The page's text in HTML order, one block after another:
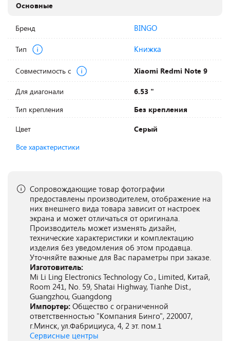
Основные
Бренд BINGO
Тип Книжка
Совместимость с Xiaomi Redmi Note 9
Для диагонали
6.53 "
Тип крепления
Без крепления
Цвет
Серый
Все характеристики
Сопровождающие товар фотографии
предоставлены производителем, отображение на
них внешнего вида товара зависит от настроек
экрана и может отличаться от оригинала.
Производитель может изменять дизайн,
технические характеристики и комплектацию
изделия без уведомления об этом продавца.
Уточняйте важные для Вас параметры при заказе.
Изготовитель:
Mi Li Ling Electronics Technology Co., Limited, Китай,
Room 241, No. 59, Shatai Highway, Tianhe Dist.,
Guangzhou, Guangdong
Импортер: Общество с ограниченной
ответственностью "Компания Бинго", 220007,
г.Минск, ул.Фабрициуса, 4, 2 эт. пом.1
Сервисные центры